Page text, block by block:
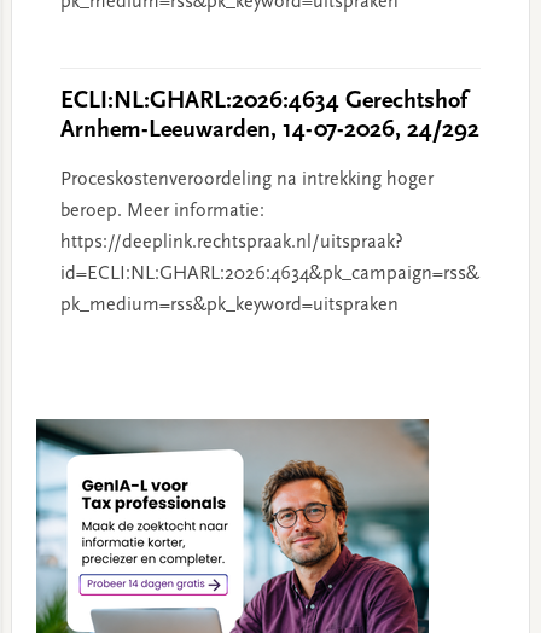
ECLI:NL:GHARL:2026:4634 Gerechtshof
Arnhem-Leeuwarden, 14-07-2026, 24/292
Proceskostenveroordeling na intrekking hoger
beroep. Meer informatie:
https://deeplink.rechtspraak.nl/uitspraak?
id=ECLI:NL:GHARL:2026:4634&pk_campaign=rss&
pk_medium=rss&pk_keyword=uitspraken
Sidebar